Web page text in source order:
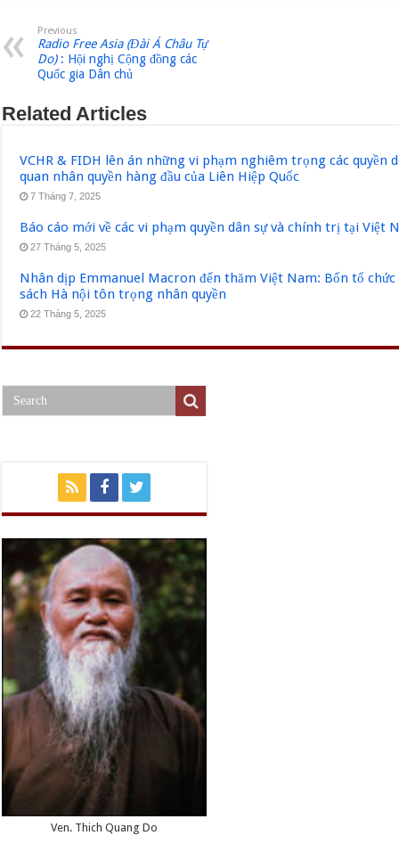
Previous
Radio Free Asia (Đài Á Châu Tự
Do) : Hội nghị Cộng đồng các
Quốc gia Dân chủ
Related Articles
VCHR & FIDH lên án những vi phạm nghiêm trọng các quyền
quan nhân quyền hàng đầu của Liên Hiệp Quốc
7 Tháng 7, 2025
Báo cáo mới về các vi phạm quyền dân sự và chính trị tại Việt
27 Tháng 5, 2025
Nhân dịp Emmanuel Macron đến thăm Việt Nam: Bốn tổ
sách Hà nội tôn trọng nhân quyền
22 Tháng 5, 2025
Ven. Thich Quang Do